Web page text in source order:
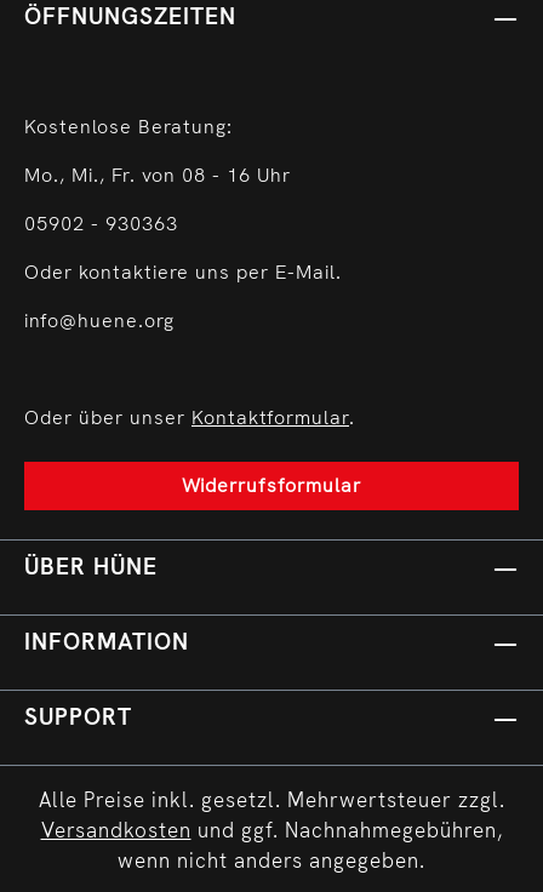
ÖFFNUNGSZEITEN
Kostenlose Beratung:
Mo., Mi., Fr. von 08 - 16 Uhr
05902 - 930363
Oder kontaktiere uns per E-Mail.
info@huene.org
Oder über unser Kontaktformular.
Widerrufsformular
ÜBER HÜNE
INFORMATION
SUPPORT
Alle Preise inkl. gesetzl. Mehrwertsteuer zzgl.
Versandkosten und ggf. Nachnahmegebühren,
wenn nicht anders angegeben.